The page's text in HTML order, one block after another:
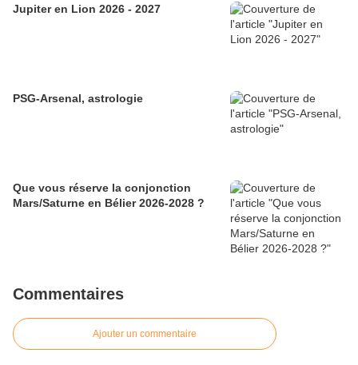
Jupiter en Lion 2026 - 2027
PSG-Arsenal, astrologie
Que vous réserve la conjonction
Mars/Saturne en Bélier 2026-2028 ?
Commentaires
Ajouter un commentaire